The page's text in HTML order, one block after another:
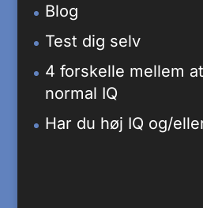
Blog
Test dig selv
4 forskelle mellem
normal IQ
Har du høj IQ og/